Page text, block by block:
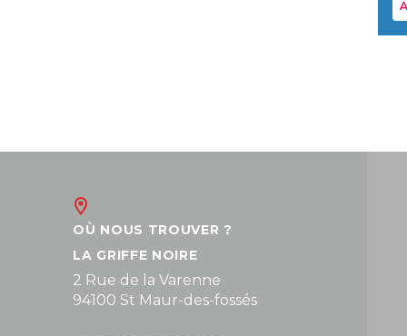
OÙ NOUS TROUVER ?
LA GRIFFE NOIRE
2 Rue de la Varenne
94100 St Maur-des-fossés